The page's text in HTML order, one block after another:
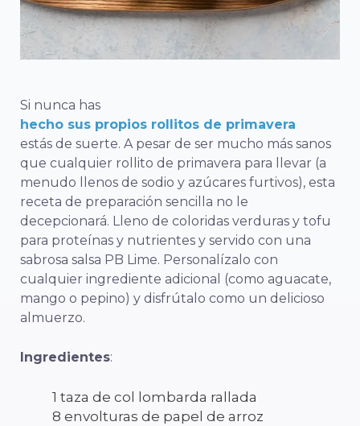
Si nunca has
hecho sus propios rollitos de primavera
estás de suerte. A pesar de ser mucho más sanos
que cualquier rollito de primavera para llevar (a
menudo llenos de sodio y azúcares furtivos), esta
receta de preparación sencilla no le
decepcionará. Lleno de coloridas verduras y tofu
para proteínas y nutrientes y servido con una
sabrosa salsa PB Lime. Personalízalo con
cualquier ingrediente adicional (como aguacate,
mango o pepino) y disfrútalo como un delicioso
almuerzo.
Ingredientes:
1 taza de col lombarda rallada
8 envolturas de papel de arroz